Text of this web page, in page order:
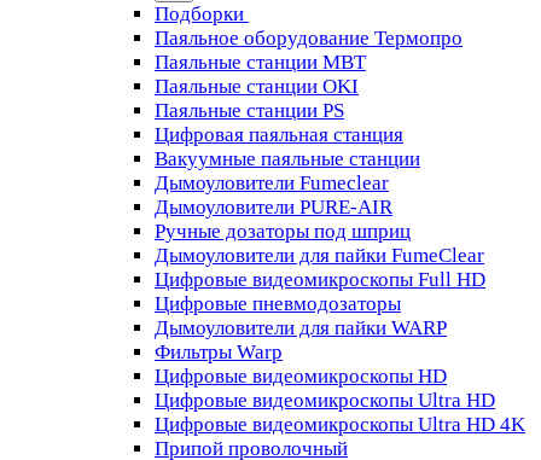
Подборки
Паяльное оборудование Термопро
Паяльные станции MBT
Паяльные станции OKI
Паяльные станции PS
Цифровая паяльная станция
Вакуумные паяльные станции
Дымоуловители Fumeclear
Дымоуловители PURE-AIR
Ручные дозаторы под шприц
Дымоуловители для пайки FumeClear
Цифровые видеомикроскопы Full HD
Цифровые пневмодозаторы
Дымоуловители для пайки WARP
Фильтры Warp
Цифровые видеомикроскопы HD
Цифровые видеомикроскопы Ultra HD
Цифровые видеомикроскопы Ultra HD 4K
Припой проволочный